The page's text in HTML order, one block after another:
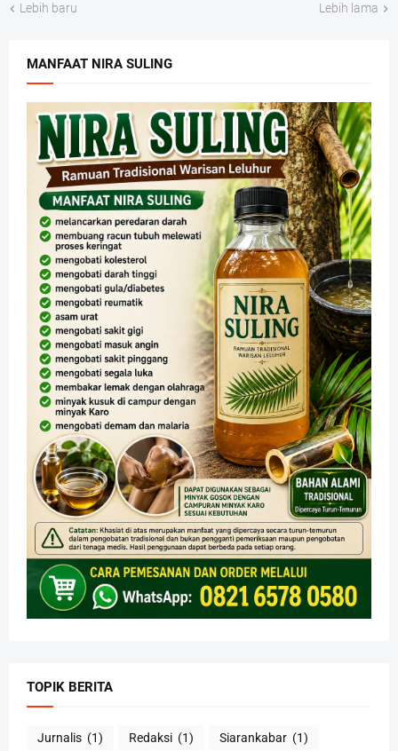
Lebih baru Lebih lama
MANFAAT NIRA SULING
TOPIK BERITA
Jurnalis (1) Redaksi (1) Siarankabar (1)